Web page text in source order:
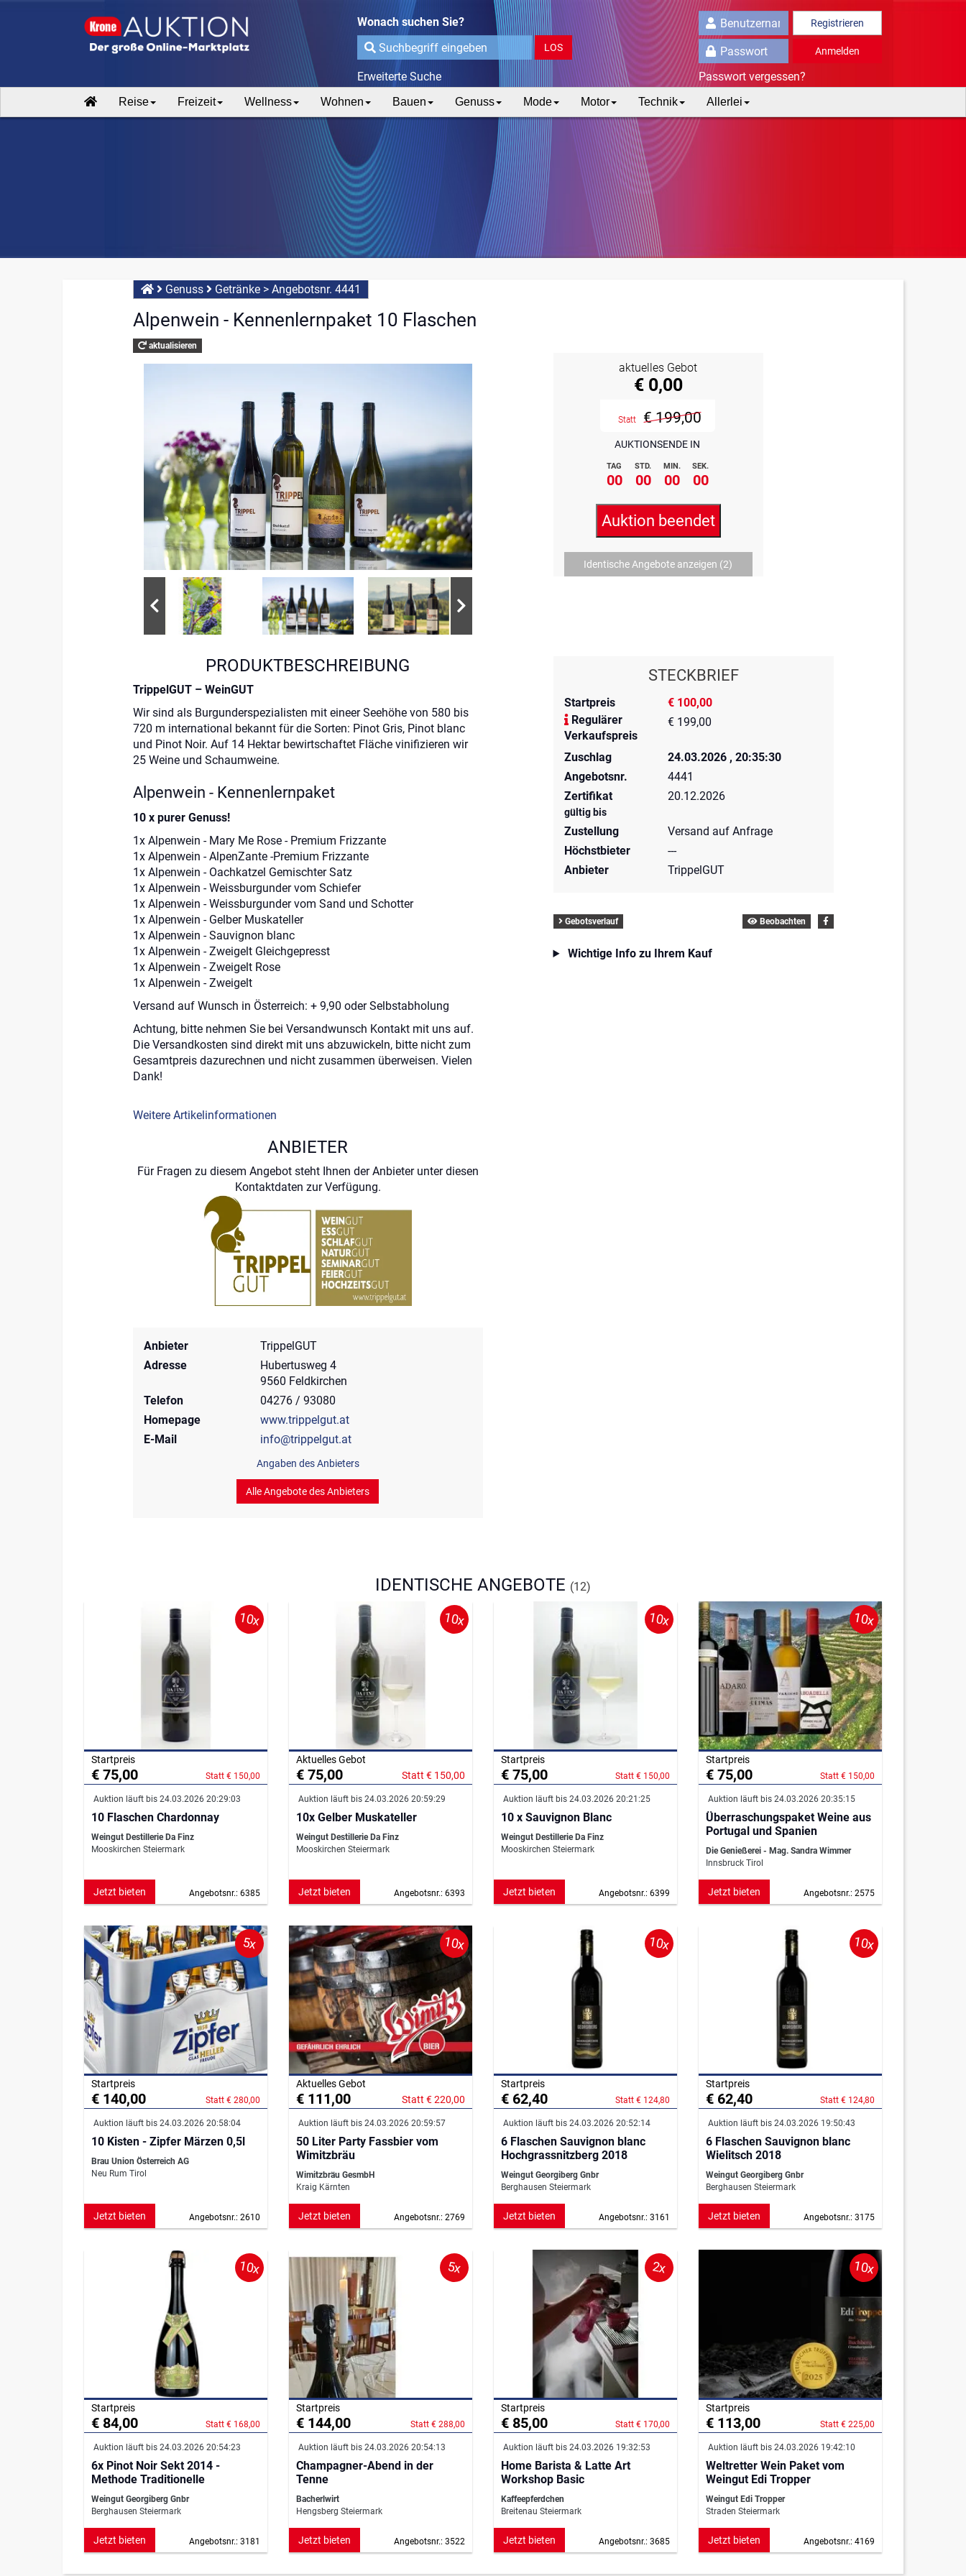
Wonach suchen Sie?
LOS
Erweiterte Suche
Registrieren
Anmelden
Passwort vergessen?
Reise Freizeit Wellness Wohnen Bauen Genuss Mode Motor Technik Allerlei
Genuss Getränke> Angebotsnr. 4441
Alpenwein - Kennenlernpaket 10 Flaschen
aktualisieren
AUKTIONSENDE IN
TAG STD. MIN. SEK.
00 00 00 00
aktuelles Gebot
€ 0,00
Statt € 199,00
Auktion beendet
Identische Angebote anzeigen (2)
STECKBRIEF
Startpreis
€ 100,00
Regulärer
Verkaufspreis
€ 199,00
Zuschlag
24.03.2026 , 20:35:30
Angebotsnr.
4441
Zertifikat
gültig bis
20.12.2026
Zustellung
Versand auf Anfrage
Höchstbieter
---
Anbieter
TrippelGUT
Gebotsverlauf Beobachten
Wichtige Info zu Ihrem Kauf
PRODUKTBESCHREIBUNG
TrippelGUT – WeinGUT
Wir sind als Burgunderspezialisten mit eineer Seehöhe von 580 bis
720 m international bekannt für die Sorten: Pinot Gris, Pinot blanc
und Pinot Noir. Auf 14 Hektar bewirtschaftet Fläche vinifizieren wir
25 Weine und Schaumweine.
Alpenwein - Kennenlernpaket
10 x purer Genuss!
1x Alpenwein - Mary Me Rose - Premium Frizzante
1x Alpenwein - AlpenZante -Premium Frizzante
1x Alpenwein - Oachkatzel Gemischter Satz
1x Alpenwein - Weissburgunder vom Schiefer
1x Alpenwein - Weissburgunder vom Sand und Schotter
1x Alpenwein - Gelber Muskateller
1x Alpenwein - Sauvignon blanc
1x Alpenwein - Zweigelt Gleichgepresst
1x Alpenwein - Zweigelt Rose
1x Alpenwein - Zweigelt
Versand auf Wunsch in Österreich: + 9,90 oder Selbstabholung
Achtung, bitte nehmen Sie bei Versandwunsch Kontakt mit uns auf.
Die Versandkosten sind direkt mit uns abzuwickeln, bitte nicht zum
Gesamtpreis dazurechnen und nicht zusammen überweisen. Vielen
Dank!
Weitere Artikelinformationen
ANBIETER
Für Fragen zu diesem Angebot steht Ihnen der Anbieter unter diesen
Kontaktdaten zur Verfügung.
Anbieter
TrippelGUT
Adresse
Hubertusweg 4
9560 Feldkirchen
Telefon
04276 / 93080
Homepage
www.trippelgut.at
E-Mail
info@trippelgut.at
Angaben des Anbieters
Alle Angebote des Anbieters
IDENTISCHE ANGEBOTE (12)
10x
Startpreis
€ 75,00 Statt € 150,00
Auktion läuft bis 24.03.2026 20:29:03
10 Flaschen Chardonnay
Weingut Destillerie Da Finz
Mooskirchen Steiermark
Angebotsnr.: 6385
Jetzt bieten
10x
Aktuelles Gebot
€ 75,00 Statt € 150,00
Auktion läuft bis 24.03.2026 20:59:29
10x Gelber Muskateller
Weingut Destillerie Da Finz
Mooskirchen Steiermark
Angebotsnr.: 6393
Jetzt bieten
10x
Startpreis
€ 75,00 Statt € 150,00
Auktion läuft bis 24.03.2026 20:21:25
10 x Sauvignon Blanc
Weingut Destillerie Da Finz
Mooskirchen Steiermark
Angebotsnr.: 6399
Jetzt bieten
10x
Startpreis
€ 75,00 Statt € 150,00
Auktion läuft bis 24.03.2026 20:35:15
Überraschungspaket Weine aus
Portugal und Spanien
Die Genießerei - Mag. Sandra Wimmer
Innsbruck Tirol
Angebotsnr.: 2575
Jetzt bieten
5x
Startpreis
€ 140,00 Statt € 280,00
Auktion läuft bis 24.03.2026 20:58:04
10 Kisten - Zipfer Märzen 0,5l
Brau Union Österreich AG
Neu Rum Tirol
Angebotsnr.: 2610
Jetzt bieten
10x
Aktuelles Gebot
€ 111,00 Statt € 220,00
Auktion läuft bis 24.03.2026 20:59:57
50 Liter Party Fassbier vom
Wimitzbräu
Wimitzbräu GesmbH
Kraig Kärnten
Angebotsnr.: 2769
Jetzt bieten
10x
Startpreis
€ 62,40 Statt € 124,80
Auktion läuft bis 24.03.2026 20:52:14
6 Flaschen Sauvignon blanc
Hochgrassnitzberg 2018
Weingut Georgiberg Gnbr
Berghausen Steiermark
Angebotsnr.: 3161
Jetzt bieten
10x
Startpreis
€ 62,40 Statt € 124,80
Auktion läuft bis 24.03.2026 19:50:43
6 Flaschen Sauvignon blanc
Wielitsch 2018
Weingut Georgiberg Gnbr
Berghausen Steiermark
Angebotsnr.: 3175
Jetzt bieten
10x
Startpreis
€ 84,00 Statt € 168,00
Auktion läuft bis 24.03.2026 20:54:23
6x Pinot Noir Sekt 2014 -
Methode Traditionelle
Weingut Georgiberg Gnbr
Berghausen Steiermark
Angebotsnr.: 3181
Jetzt bieten
5x
Startpreis
€ 144,00 Statt € 288,00
Auktion läuft bis 24.03.2026 20:54:13
Champagner-Abend in der
Tenne
Bacherlwirt
Hengsberg Steiermark
Angebotsnr.: 3522
Jetzt bieten
2x
Startpreis
€ 85,00 Statt € 170,00
Auktion läuft bis 24.03.2026 19:32:53
Home Barista & Latte Art
Workshop Basic
Kaffeepferdchen
Breitenau Steiermark
Angebotsnr.: 3685
Jetzt bieten
10x
Startpreis
€ 113,00 Statt € 225,00
Auktion läuft bis 24.03.2026 19:42:10
Weltretter Wein Paket vom
Weingut Edi Tropper
Weingut Edi Tropper
Straden Steiermark
Angebotsnr.: 4169
Jetzt bieten